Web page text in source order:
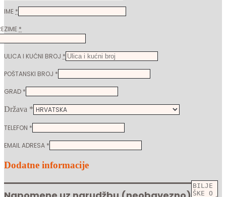
IME *
*
ULICA I KUĆNI BROJ *
POŠTANSKI BROJ *
GRAD *
Država *
TELEFON *
EMAIL ADRESA *
Dodatne informacije